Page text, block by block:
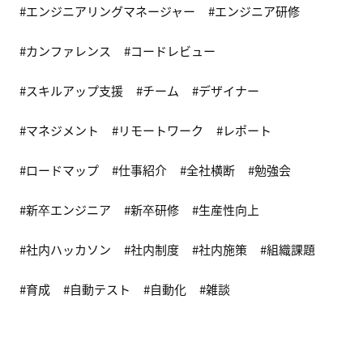
エンジニアリングマネージャー エンジニア研修
カンファレンス コードレビュー
スキルアップ支援 チーム デザイナー
マネジメント リモートワーク レポート
ロードマップ 仕事紹介 全社横断 勉強会
新卒エンジニア 新卒研修 生産性向上
社内ハッカソン 社内制度 社内施策 組織課題
育成 自動テスト 自動化 雑談